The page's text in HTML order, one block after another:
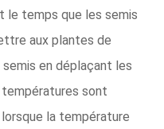
le temps que les semis
aux plantes de
en déplaçant les
sont
la température